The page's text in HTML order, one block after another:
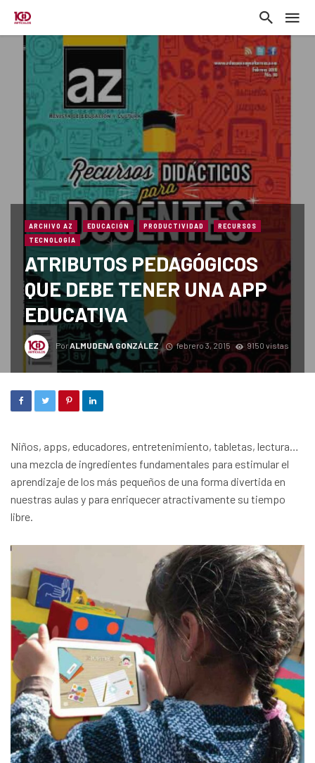
ARCHIVO AZ EDUCACIÓN PRODUCTIVIDAD
RECURSOS
TECNOLOGÍA
ATRIBUTOS PEDAGÓGICOS
QUE DEBE TENER UNA APP
EDUCATIVA
PorALMUDENA GONZÁLEZ febrero 3, 2015 9150 vistas
Niños, apps, educadores, entretenimiento, tabletas, lectura…
una mezcla de ingredientes fundamentales para estimular el
aprendizaje de los más pequeños de una forma divertida en
nuestras aulas y para enriquecer atractivamente su tiempo
libre.